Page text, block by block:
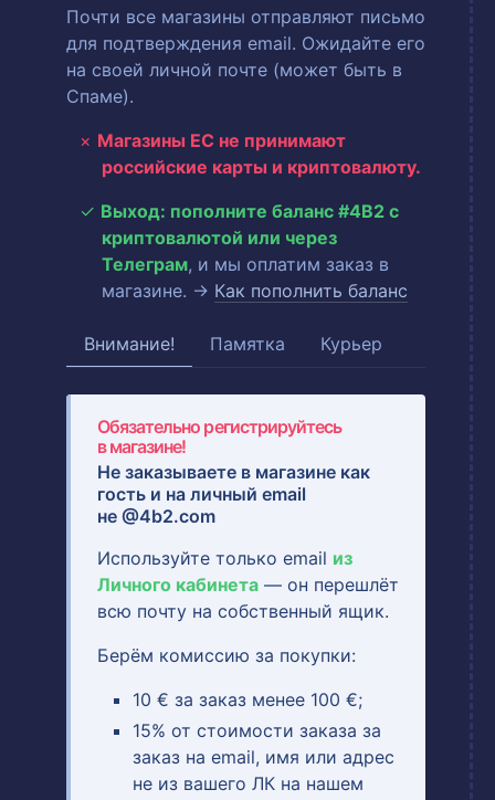
Почти все магазины отправляют письмо
для подтверждения email. Ожидайте его
на своей личной почте (может быть в
Спаме).
Магазины ЕС не принимают
российские карты и криптовалюту.
Выход: пополните баланс #4B2 с
криптовалютой или через
Телеграм, и мы оплатим заказ в
магазине. → Как пополнить баланс
Внимание! Памятка Курьер
Обязательно регистрируйтесь
в магазине!
Не заказываете в магазине как
гость и на личный email
не @4b2.com
Используйте только email из
Личного кабинета — он перешлёт
всю почту на собственный ящик.
Берём комиссию за покупки:
10 € за заказ менее 100 €;
15% от стоимости заказа за
заказ на email, имя или адрес
не из вашего ЛК на нашем